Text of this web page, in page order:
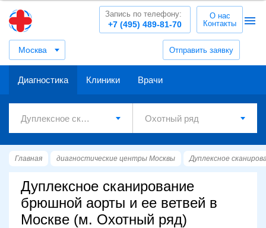
Москва Отправить заявку
+7 (495) 489-81-70
Запись по телефону:
О нас
Контакты
Диагностика Клиники Врачи
Главная диагностические центры Москвы Дуплексное
Дуплексное сканирование
брюшной аорты и ее ветвей в
Москве (м. Охотный ряд)